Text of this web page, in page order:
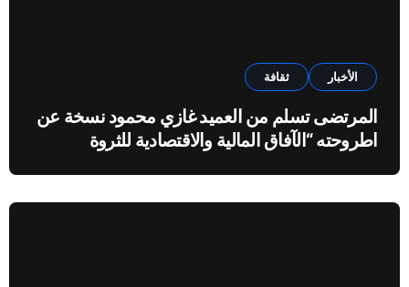
الأخبار ثقافة
المرتضى تسلم من العميد غازي محمود نسخة عن
اطروحته “الآفاق المالية والاقتصادية للثروة